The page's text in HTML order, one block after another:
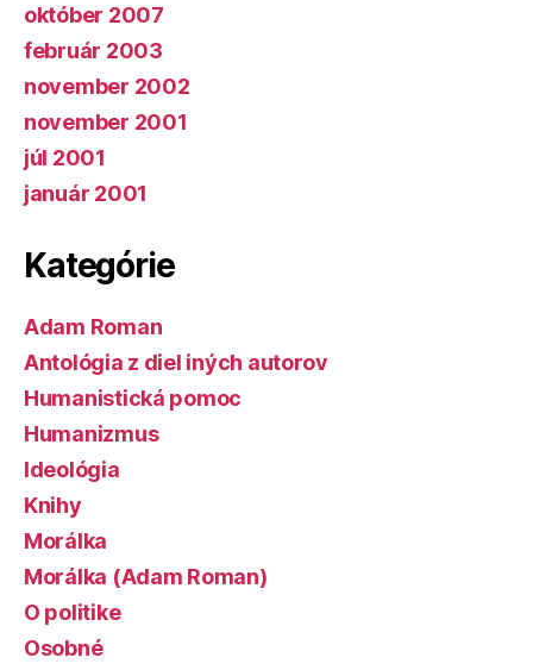
október 2007
február 2003
november 2002
november 2001
júl 2001
január 2001
Kategórie
Adam Roman
Antológia z diel iných autorov
Humanistická pomoc
Humanizmus
Ideológia
Knihy
Morálka
Morálka (Adam Roman)
O politike
Osobné